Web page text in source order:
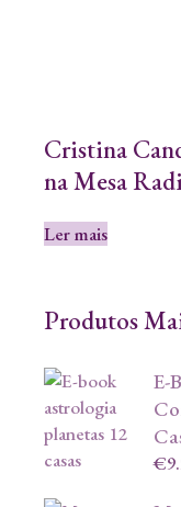
Cristina
na Mesa
Ler mais
Produtos
E-
€